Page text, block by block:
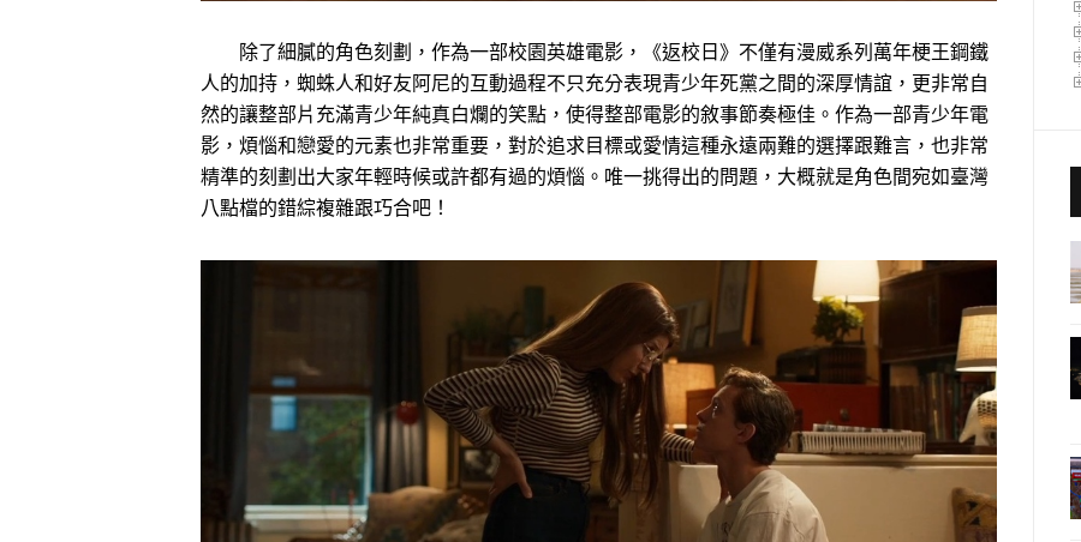
除了細膩的角色刻劃，作為一部校園英雄電影，《返校日》不僅有漫威系列萬年梗王鋼鐵
人的加持，蜘蛛人和好友阿尼的互動過程不只充分表現青少年死黨之間的深厚情誼，更非常自
然的讓整部片充滿青少年純真白爛的笑點，使得整部電影的敘事節奏極佳。作為一部青少年電
影，煩惱和戀愛的元素也非常重要，對於追求目標或愛情這種永遠兩難的選擇跟難言，也非常
精準的刻劃出大家年輕時候或許都有過的煩惱。唯一挑得出的問題，大概就是角色間宛如臺灣
八點檔的錯綜複雜跟巧合吧！